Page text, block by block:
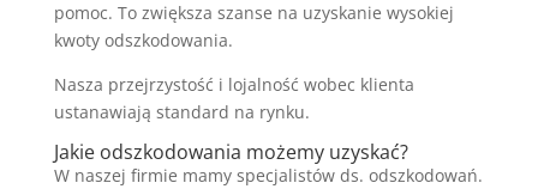
pomoc. To zwiększa szanse na uzyskanie wysokiej
kwoty odszkodowania.
Nasza przejrzystość i lojalność wobec klienta
ustanawiają standard na rynku.
Jakie odszkodowania możemy uzyskać?
W naszej firmie mamy specjalistów ds. odszkodowań.